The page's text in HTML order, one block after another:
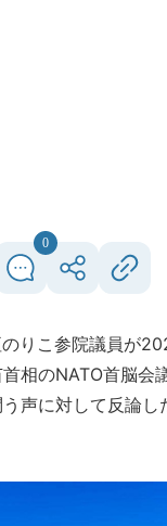
0
りこ参院議員が
相のNATO首脳会
声に対して反論し